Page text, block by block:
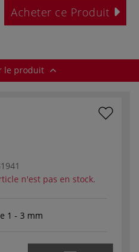
Acheter ce Produit
le produit
n'est pas en stock.
1 - 3 mm